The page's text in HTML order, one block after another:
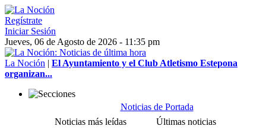
Regístrate
Iniciar Sesión
Jueves, 06 de Agosto de 2026 - 11:35 pm
La Noción | El Ayuntamiento y el Club Atletismo Estepona
organizan...
Noticias de Portada
Noticias más leídas
Últimas noticias